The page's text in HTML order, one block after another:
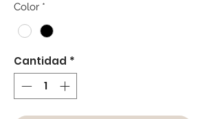
Color *
Cantidad *